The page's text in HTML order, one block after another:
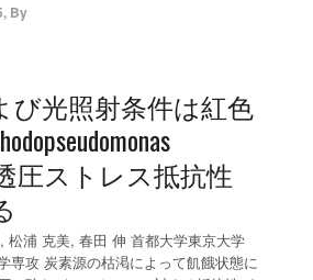
, By
び光照射条件は紅色
圧ストレス抵抗性
松浦 克美, 春田 伸 首都大学東京大学
専攻 炭素源の枯渇によって飢餓状態に